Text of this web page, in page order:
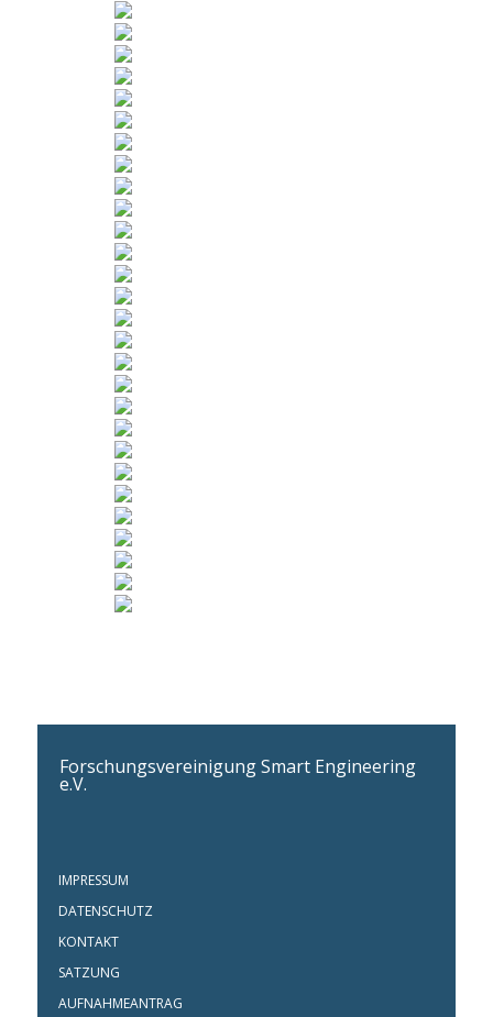
Forschungsvereinigung Smart Engineering
e.V.
IMPRESSUM
DATENSCHUTZ
KONTAKT
SATZUNG
AUFNAHMEANTRAG